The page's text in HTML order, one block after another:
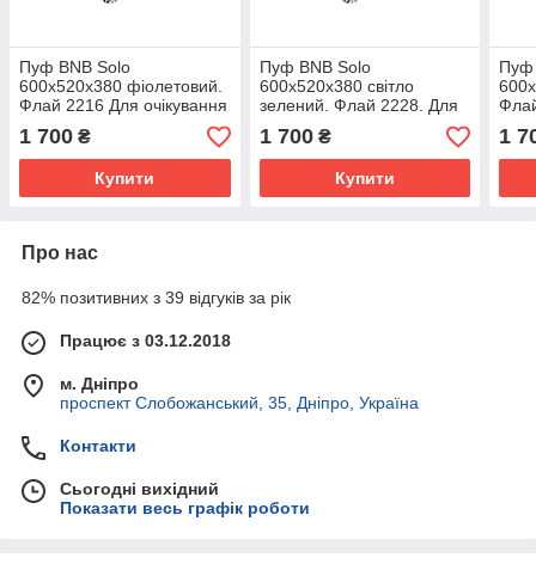
Пуф BNB Solo
600x520x380 фіолетовий.
Флай 2216 Для очікування
1 700 ₴
Купити
Пуф BNB Solo
600x520x380 світло
зелений. Флай 2228. Для
очікування
1 700₴
Купити
Пуф
1
Про нас
82% позитивних з 39 відгуків за рік
Працює з 03.12.2018
м. Дніпро
проспект Слобожанський, 35, Дніпро, Україна
Контакти
Сьогодні вихідний
Показати весь графік роботи